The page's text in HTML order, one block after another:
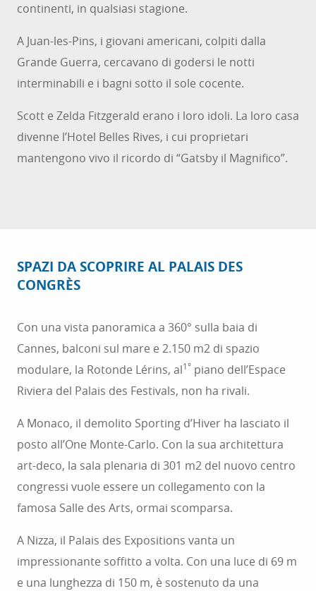
continenti, in qualsiasi stagione.
A Juan-les-Pins, i giovani americani, colpiti dalla
Grande Guerra, cercavano di godersi le notti
interminabili e i bagni sotto il sole cocente.
Scott e Zelda Fitzgerald erano i loro idoli. La loro casa
divenne l’Hotel Belles Rives, i cui proprietari
mantengono vivo il ricordo di “Gatsby il Magnifico”.
SPAZI DA SCOPRIRE AL PALAIS DES
CONGRÈS
Con una vista panoramica a 360° sulla baia di
Cannes, balconi sul mare e 2.150 m2 di spazio
modulare, la Rotonde Lérins, al1° piano dell’Espace
Riviera del Palais des Festivals, non ha rivali.
A Monaco, il demolito Sporting d’Hiver ha lasciato il
posto all’One Monte-Carlo. Con la sua architettura
art-deco, la sala plenaria di 301 m2 del nuovo centro
congressi vuole essere un collegamento con la
famosa Salle des Arts, ormai scomparsa.
A Nizza, il Palais des Expositions vanta un
impressionante soffitto a volta. Con una luce di 69 m
e una lunghezza di 150 m, è sostenuto da una